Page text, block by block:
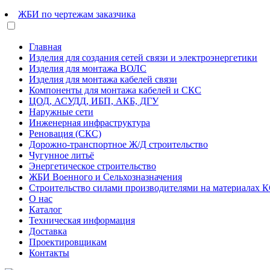
ЖБИ по чертежам заказчика
Главная
Изделия для создания сетей связи и электроэнергетики
Изделия для монтажа ВОЛС
Изделия для монтажа кабелей связи
Компоненты для монтажа кабелей и СКС
ЦОД, АСУДД, ИБП, АКБ, ДГУ
Наружные сети
Инженерная инфраструктура
Реновация (СКС)
Дорожно-транспортное Ж/Д строительство
Чугунное литьё
Энергетическое строительство
ЖБИ Военного и Сельхозназначения
Строительство силами производителями на материалах
О нас
Каталог
Техническая информация
Доставка
Проектировщикам
Контакты